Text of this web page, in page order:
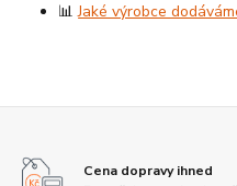
📊Jaké výrobce
Cena dopravy ihned